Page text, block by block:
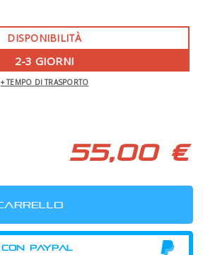
DISPONIBILITÀ
2-3 GIORNI
+ TEMPO DI TRASPORTO
55,00 €